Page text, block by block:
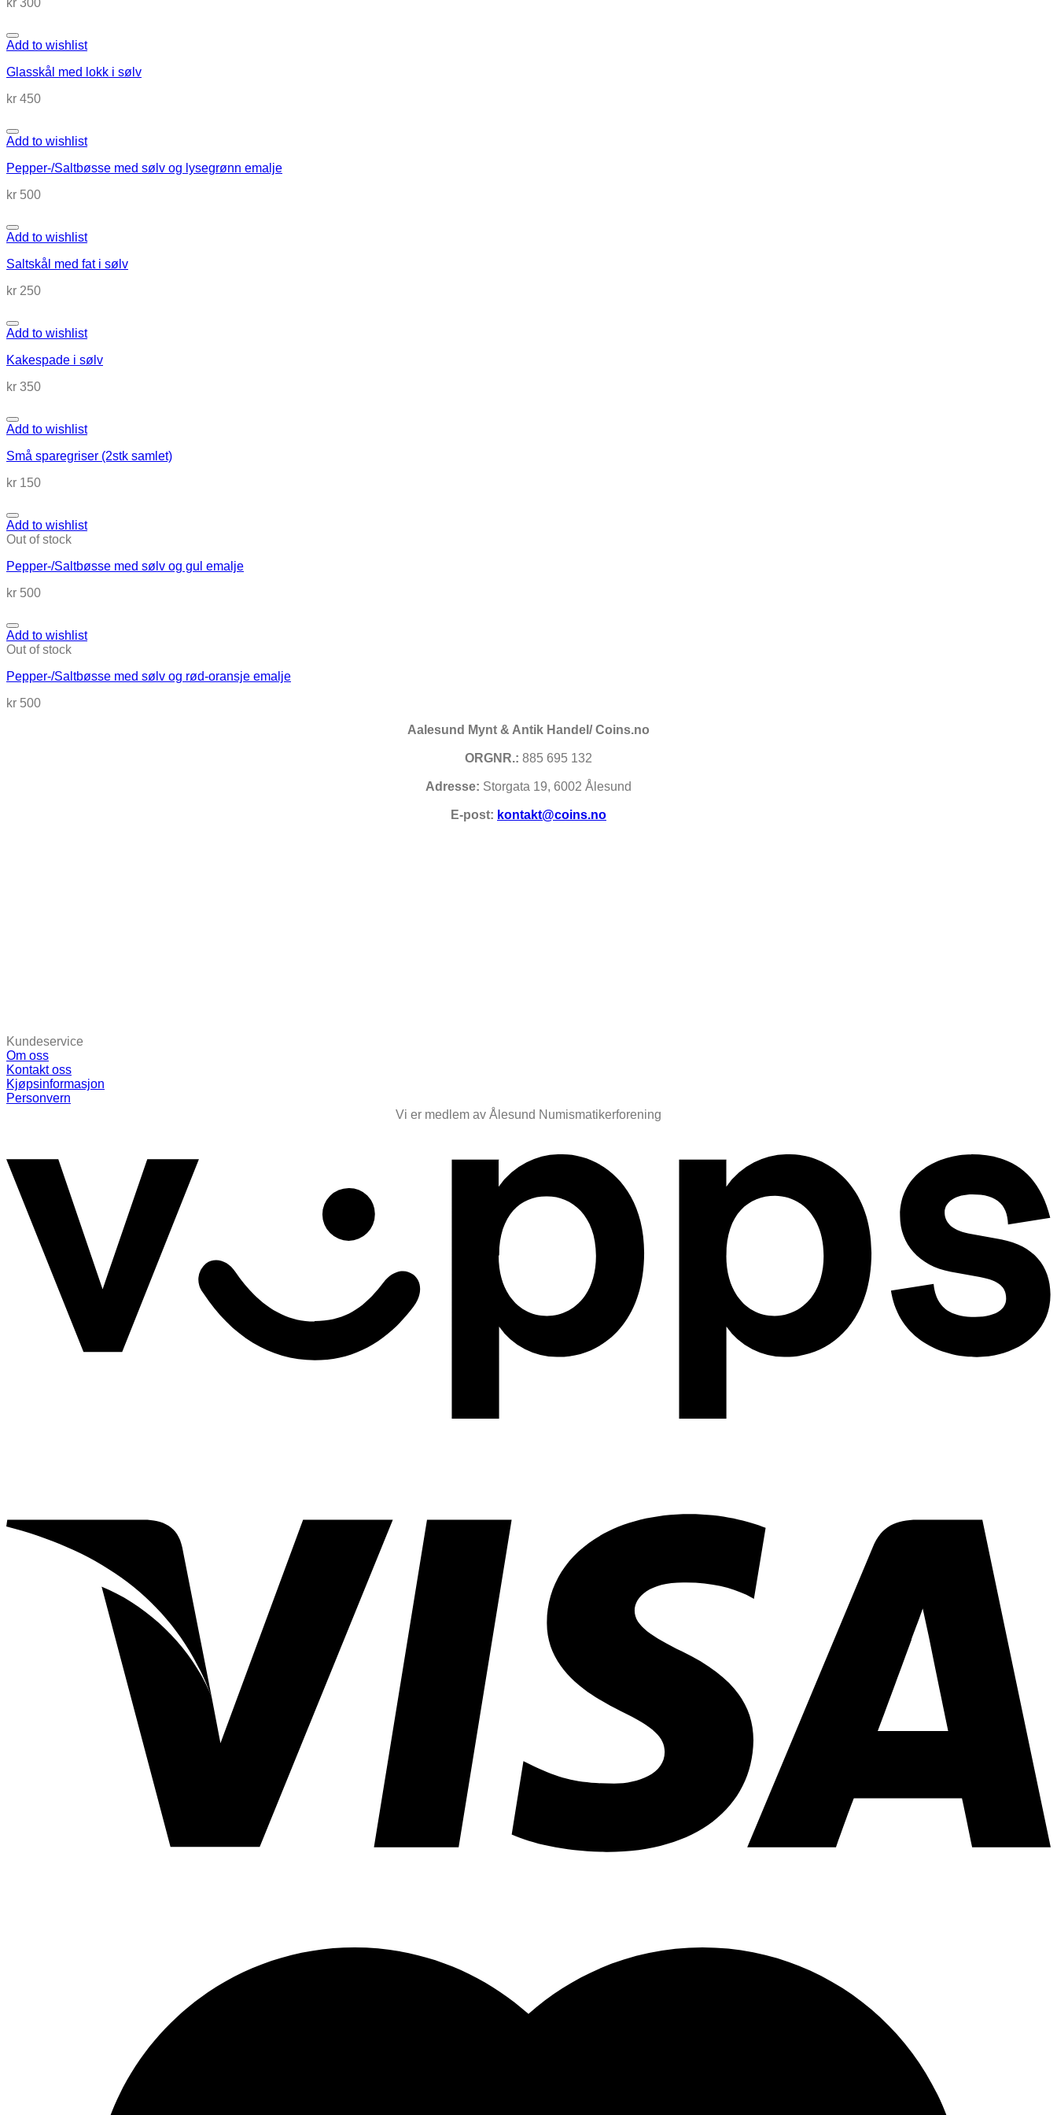
kr 300
Add to wishlist
Glasskål med lokk i sølv
kr 450
Add to wishlist
Pepper-/Saltbøsse med sølv og lysegrønn emalje
kr 500
Add to wishlist
Saltskål med fat i sølv
kr 250
Add to wishlist
Kakespade i sølv
kr 350
Add to wishlist
Små sparegriser (2stk samlet)
kr 150
Add to wishlist
Out of stock
Pepper-/Saltbøsse med sølv og gul emalje
kr 500
Add to wishlist
Out of stock
Pepper-/Saltbøsse med sølv og rød-oransje emalje
kr 500
Aalesund Mynt & Antik Handel/ Coins.no
ORGNR.: 885 695 132
Adresse: Storgata 19, 6002 Ålesund
E-post: kontakt@coins.no
Kundeservice
Om oss
Kontakt oss
Kjøpsinformasjon
Personvern
Vi er medlem av Ålesund Numismatikerforening